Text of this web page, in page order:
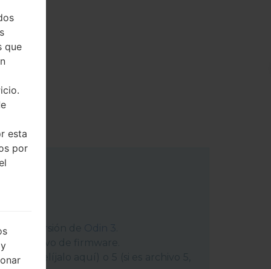
versión de
el archivo de firmware.
1, elíjalo aquí) o 5 (si es archivo 5,
que
esta
por